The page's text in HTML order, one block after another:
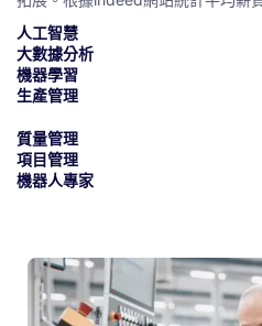
人工智慧
大數據分析
機器學習
生產管理
質量管理
項目管理
機器人專家